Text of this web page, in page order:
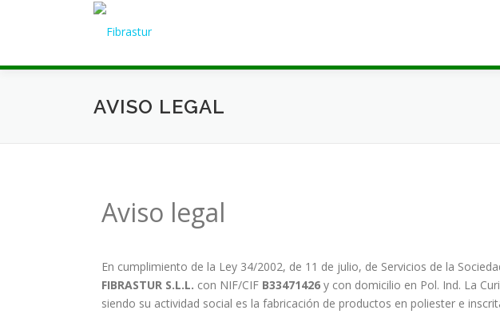
AVISO LEGAL
Aviso legal
En cumplimiento de la Ley 34/2002, de 11 de julio, de Servicios de la
FIBRASTUR S.L.L. con NIF/CIF B33471426 y con domicilio en Pol. Ind. La
siendo su actividad social es la fabricación de productos en poliester e